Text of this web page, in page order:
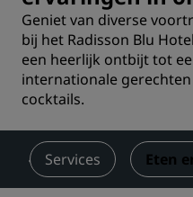
Geniet van diverse
bij het Radisson Blu
een heerlijk ontbijt tot
internationale
cocktails.
Services Eten